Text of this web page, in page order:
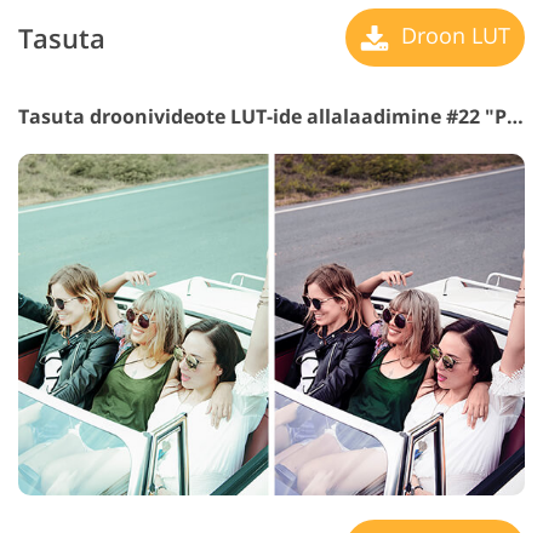
Tasuta Droon LUT
Tasuta droonivideote LUT-ide allalaadimine #22 "Purple Tint"